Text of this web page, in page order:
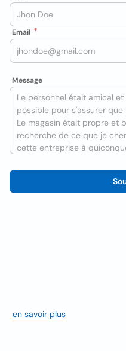
Email
Message
en savoir plus. Si vous